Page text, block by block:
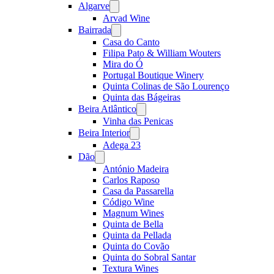
Algarve
menu
Arvad Wine
Bairrada
menu
Casa do Canto
Filipa Pato & William Wouters
Mira do Ó
Portugal Boutique Winery
Quinta Colinas de São Lourenço
Quinta das Bágeiras
Beira Atlântico
menu
Vinha das Penicas
Beira Interior
menu
Adega 23
Dão
menu
António Madeira
Carlos Raposo
Casa da Passarella
Código Wine
Magnum Wines
Quinta de Bella
Quinta da Pellada
Quinta do Covão
Quinta do Sobral Santar
Textura Wines